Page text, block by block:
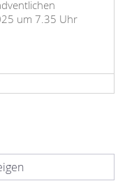
um 7.35 Uhr